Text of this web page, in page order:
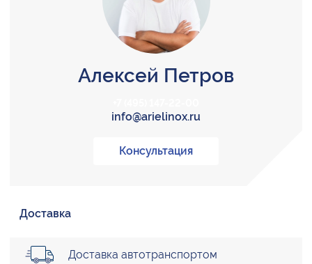
Алексей Петров
info@arielinox.ru
Консультация
Доставка
Доставка автотранспортом